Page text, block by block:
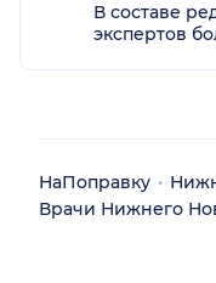
В составе
экспертов
НаПоправку
Врачи Нижнего